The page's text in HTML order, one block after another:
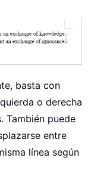
basta con
o derecha
También puede
entre
línea según